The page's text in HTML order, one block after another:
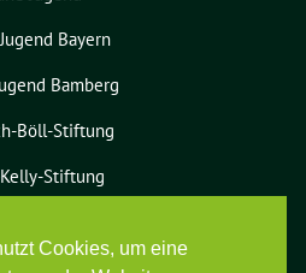
Bayern
Bamberg
Böll-Stiftung
Stiftung
Cookies, um eine